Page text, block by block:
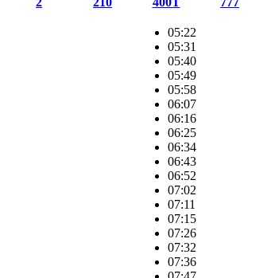
05:22
05:31
05:40
05:49
05:58
06:07
06:16
06:25
06:34
06:43
06:52
07:02
07:11
07:15
07:26
07:32
07:36